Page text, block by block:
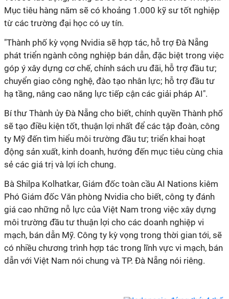
Mục tiêu hàng năm sẽ có khoảng 1.000 kỹ sư tốt nghiệp
từ các trường đại học có uy tín.
"Thành phố kỳ vọng Nvidia sẽ hợp tác, hỗ trợ Đà Nẵng
phát triển ngành công nghiệp bán dẫn, đặc biệt trong việc
góp ý xây dựng cơ chế, chính sách ưu đãi, hỗ trợ đầu tư;
chuyển giao công nghệ, đào tạo nhân lực; hỗ trợ đầu tư
hạ tầng, nâng cao năng lực tiếp cận các giải pháp AI".
Bí thư Thành ủy Đà Nẵng cho biết, chính quyền Thành phố
sẽ tạo điều kiện tốt, thuận lợi nhất để các tập đoàn, công
ty Mỹ đến tìm hiểu môi trường đầu tư; triển khai hoạt
động sản xuất, kinh doanh, hướng đến mục tiêu cùng chia
sẻ các giá trị và lợi ích chung.
Bà Shilpa Kolhatkar, Giám đốc toàn cầu AI Nations kiêm
Phó Giám đốc Văn phòng Nvidia cho biết, công ty đánh
giá cao những nỗ lực của Việt Nam trong việc xây dựng
môi trường đầu tư thuận lợi cho các doanh nghiệp vi
mạch, bán dẫn Mỹ. Công ty kỳ vọng trong thời gian tới, sẽ
có nhiều chương trình hợp tác trong lĩnh vực vi mạch, bán
dẫn với Việt Nam nói chung và TP. Đà Nẵng nói riêng.